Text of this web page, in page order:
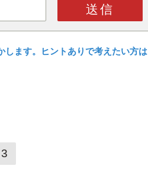
送信
します。ヒントありで考えたい方は
3